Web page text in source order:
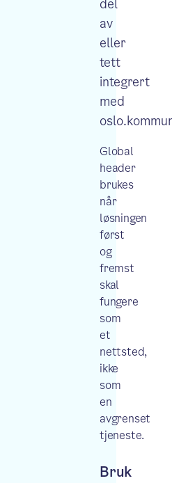
del
av
eller
tett
integrert
med
Global
header
brukes
når
løsningen
først
og
fremst
skal
fungere
som
et
nettsted,
ikke
som
en
avgrenset
tjeneste.
Bruk